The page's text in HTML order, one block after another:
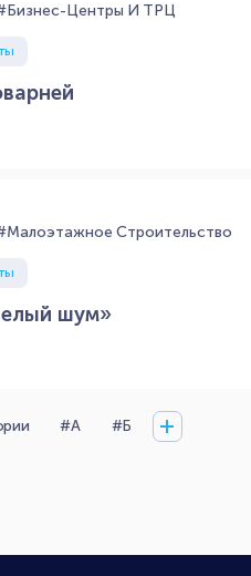
Центры И ТРЦ
Строительство
шум»
#А #Б